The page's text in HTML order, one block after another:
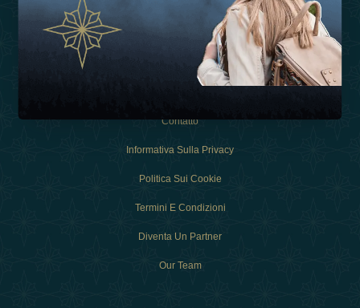
Esperienza
Contatto
Informativa Sulla Privacy
Politica Sui Cookie
Termini E Condizioni
Diventa Un Partner
Our Team